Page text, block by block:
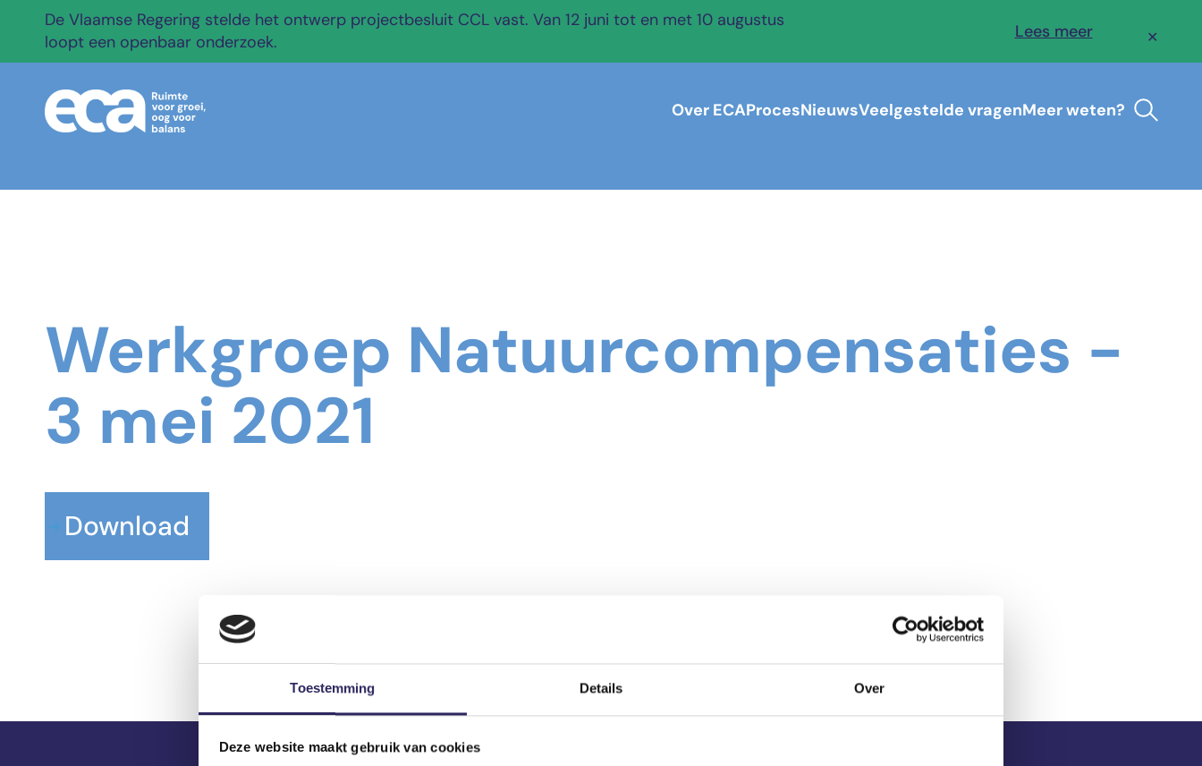
Toestemming Details Over
Deze website maakt gebruik van cookies
De Vlaamse Regering stelde het ontwerp projectbesluit CCL vast. Van 12 juni tot en met 10 augustus
loopt een openbaar onderzoek.
Lees meer ✕
Over ECAProcesNieuwsVeelgestelde vragenMeer weten?
Werkgroep Natuurcompensaties -
3 mei 2021
Download